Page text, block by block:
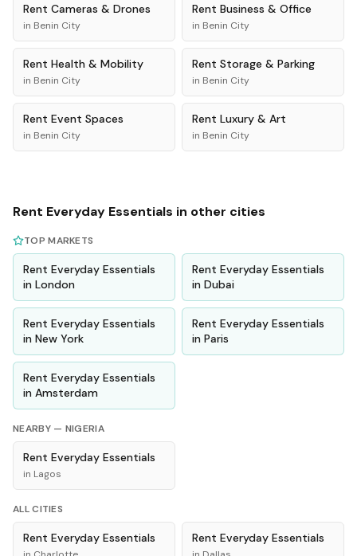
Rent Cameras & Drones
in Benin City
Rent Business & Office
in Benin City
Rent Health & Mobility
in Benin City
Rent Storage & Parking
in Benin City
Rent Event Spaces
in Benin City
Rent Luxury & Art
in Benin City
Rent Everyday Essentials in other cities
TOP MARKETS
Rent Everyday Essentials
in London
Rent Everyday Essentials
in Dubai
Rent Everyday Essentials
in New York
Rent Everyday Essentials
in Paris
Rent Everyday Essentials
in Amsterdam
NEARBY — NIGERIA
Rent Everyday Essentials
in Lagos
ALL CITIES
Rent Everyday Essentials Rent Everyday Essentials